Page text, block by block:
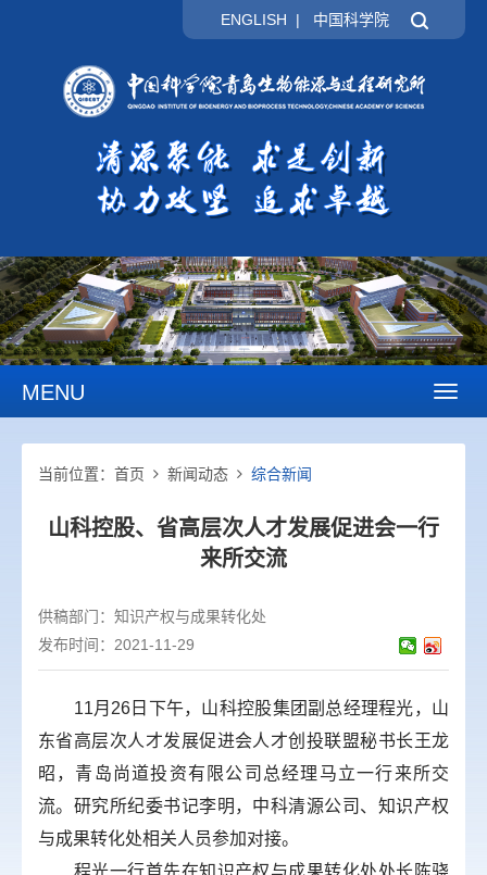
ENGLISH | 中国科学院
MENU
当前位置： 首页 新闻动态 综合新闻
山科控股、省高层次人才发展促进会一行
来所交流
供稿部门： 知识产权与成果转化处
发布时间：2021-11-29
11月26日下午，山科控股集团副总经理程光，山
东省高层次人才发展促进会人才创投联盟秘书长王龙
昭，青岛尚道投资有限公司总经理马立一行来所交
流。研究所纪委书记李明，中科清源公司、知识产权
与成果转化处相关人员参加对接。
程光一行首先在知识产权与成果转化处处长陈骁